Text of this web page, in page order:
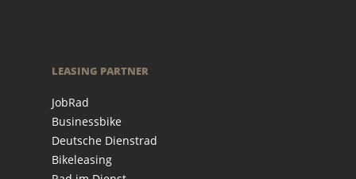
LEASING PARTNER
JobRad
Businessbike
Deutsche Dienstrad
Bikeleasing